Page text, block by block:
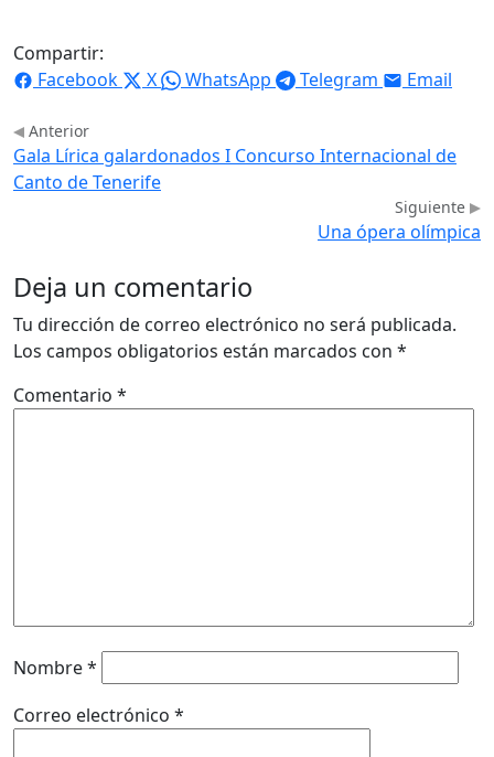
Compartir:
Facebook
X WhatsApp Telegram Email
Anterior
Gala Lírica galardonados I Concurso Internacional de
Canto de Tenerife
Siguiente
Una ópera olímpica
Deja un comentario
Tu dirección de correo electrónico no será publicada.
Los campos obligatorios están marcados con *
Comentario *
Nombre*
Correo electrónico *